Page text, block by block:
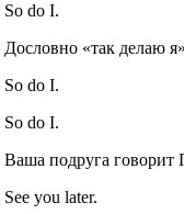
So do I.
Дословно «так делаю
So do I.
So do I.
Ваша подруга
See you later.